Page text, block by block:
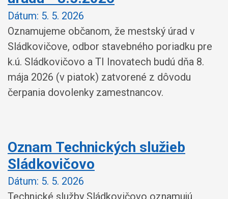
Dátum: 5. 5. 2026
Oznamujeme občanom, že mestský úrad v
Sládkovičove, odbor stavebného poriadku pre
k.ú. Sládkovičovo a TI Inovatech budú dňa 8.
mája 2026 (v piatok) zatvorené z dôvodu
čerpania dovolenky zamestnancov.
Oznam Technických služieb
Sládkovičovo
Dátum: 5. 5. 2026
Technické služby Sládkovičovo oznamujú